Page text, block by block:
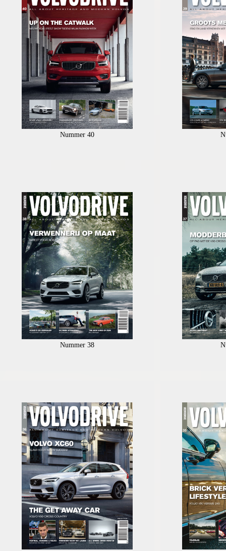
Nummer 40
Nummer 38